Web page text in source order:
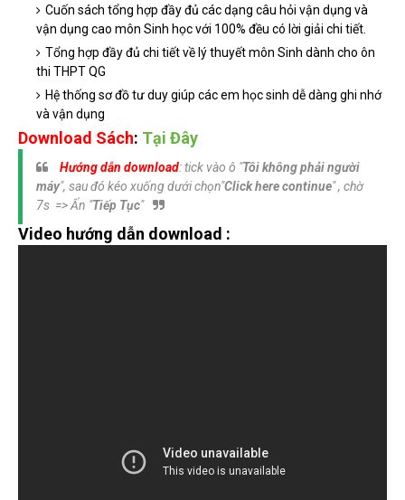
Cuốn sách tổng hợp đầy đủ các dạng câu hỏi vận dụng và
vận dụng cao môn Sinh học với 100% đều có lời giải chi tiết.
Tổng hợp đầy đủ chi tiết về lý thuyết môn Sinh dành cho ôn
thi THPT QG
Hệ thống sơ đồ tư duy giúp các em học sinh dễ dàng ghi nhớ
và vận dụng
Download Sách: Tại Đây
Hướng dẫn download: tick vào ô "Tôi không phải người
máy", sau đó kéo xuống dưới chọn"Click here continue" , chờ
7s => Ấn "Tiếp Tục"
Video hướng dẫn download :